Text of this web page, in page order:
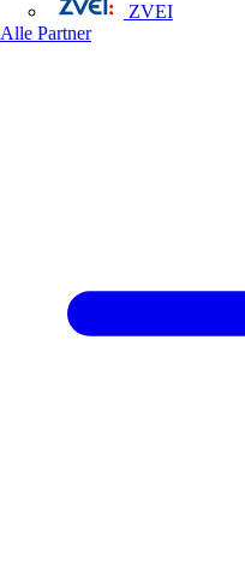
ZVEI
Alle Partner